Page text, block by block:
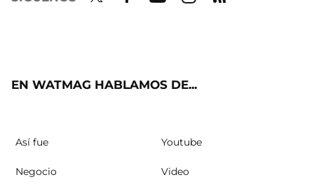
EN WATMAG HABLAMOS DE...
Así fue Youtube
Negocio Video